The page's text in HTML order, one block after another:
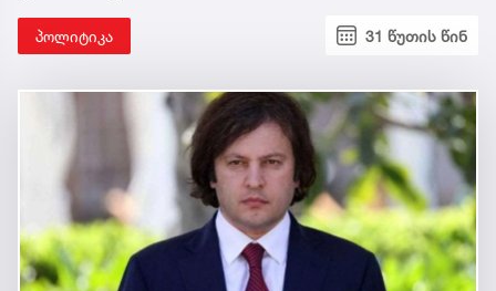
პოლიტიკა 31 წუთის წინ